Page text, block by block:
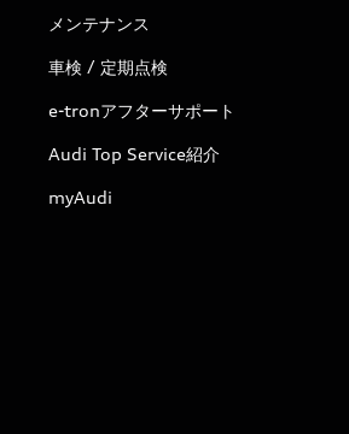
メンテナンス
車検 / 定期点検
e-tronアフターサポート
Audi Top Service紹介
myAudi